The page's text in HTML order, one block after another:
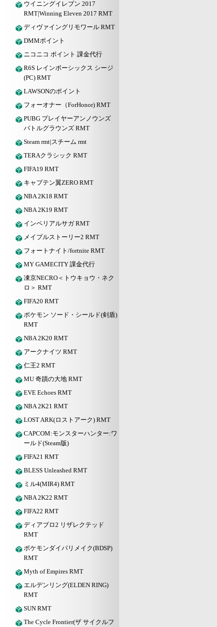
ウイニングイレブン 2017
RMT|Winning Eleven 2017 RMT
ディヴァイングリモワール RMT
DMMポイント
ニコニコ ポイント 課金代行
R6S レインボーシックス シージ
(PC) RMT
LAWSONのポイント
フォーオナー（ForHonor) RMT
PUBG プレイヤーアンノウンズ
バトルグラウンズ RMT
Steam rmt|スチーム rmt
TERAクラシック RMT
FIFA19 RMT
キャプテン翼ZERO RMT
NBA 2K18 RMT
NBA 2K19 RMT
インペリアルサガ RMT
メイプルストーリー2 RMT
フォートナイト/fortnite RMT
MY GAMECITY 課金代行
凍京NECRO＜トウキョウ・ネク
ロ＞ RMT
FIFA20 RMT
ポケモン ソード・シールド(剣盾)
RMT
NBA 2K20 RMT
アークナイツ RMT
仁王2 RMT
MU 奇蹟の大地 RMT
EVE Echoes RMT
NBA 2K21 RMT
LOST ARK(ロストアーク) RMT
CAPCOM:モンスターハンター:ワ
ールド(Steam版)
FIFA21 RMT
BLESS Unleashed RMT
ミル4(MIR4) RMT
NBA 2K22 RMT
FIFA22 RMT
ディアブロ2 リザレクテッド
RMT
ポケモンダイパリメイク(BDSP)
RMT
Myth of Empires RMT
エルデンリング(ELDEN RING)
RMT
SUN RMT
The Cycle Frontier(ザ サイクルフ